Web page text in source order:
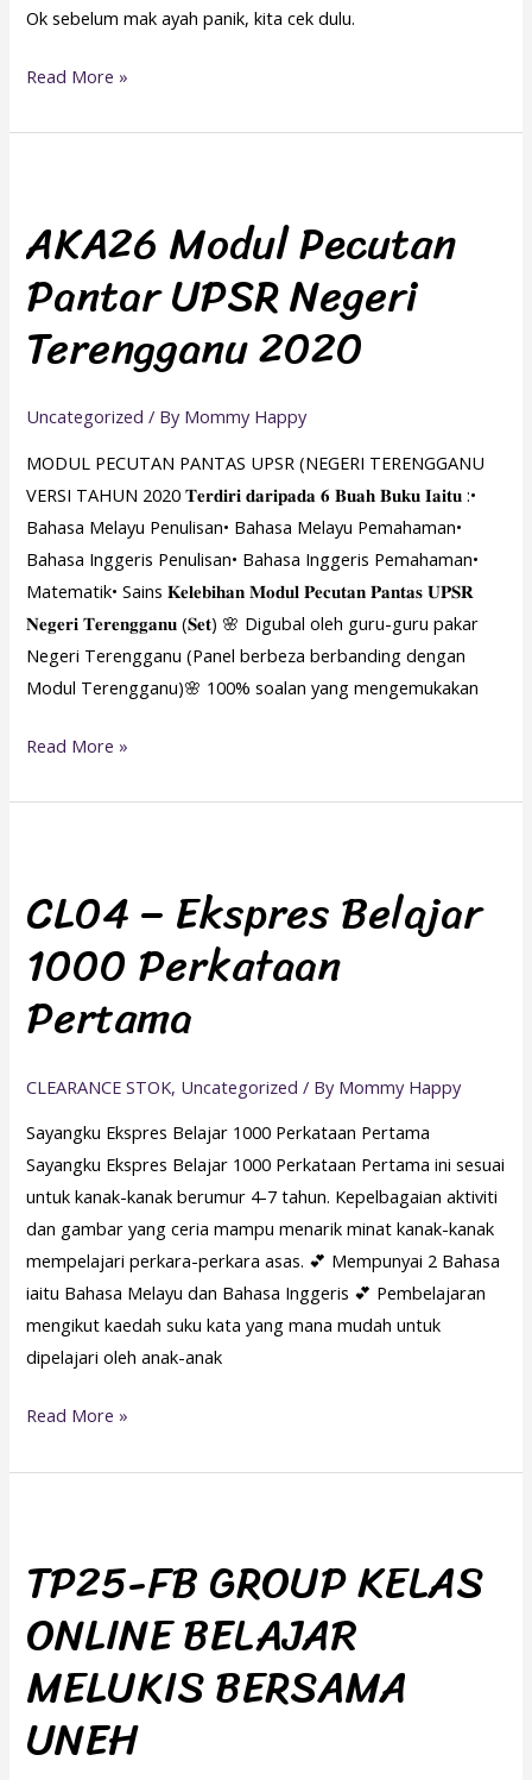
Ok sebelum mak ayah panik, kita cek dulu.
Read More »
AKA26 Modul Pecutan
Pantar UPSR Negeri
Terengganu 2020
Uncategorized / By Mommy Happy
MODUL PECUTAN PANTAS UPSR (NEGERI TERENGGANU
VERSI TAHUN 2020 𝐓𝐞𝐫𝐝𝐢𝐫𝐢 𝐝𝐚𝐫𝐢𝐩𝐚𝐝𝐚 𝟔 𝐁𝐮𝐚𝐡 𝐁𝐮𝐤𝐮 𝐈𝐚𝐢𝐭𝐮 :•
Bahasa Melayu Penulisan• Bahasa Melayu Pemahaman•
Bahasa Inggeris Penulisan• Bahasa Inggeris Pemahaman•
Matematik• Sains 𝐊𝐞𝐥𝐞𝐛𝐢𝐡𝐚𝐧 𝐌𝐨𝐝𝐮𝐥 𝐏𝐞𝐜𝐮𝐭𝐚𝐧 𝐏𝐚𝐧𝐭𝐚𝐬 𝐔𝐏𝐒𝐑
𝐍𝐞𝐠𝐞𝐫𝐢 𝐓𝐞𝐫𝐞𝐧𝐠𝐠𝐚𝐧𝐮 (𝐒𝐞𝐭) 🌸 Digubal oleh guru-guru pakar
Negeri Terengganu (Panel berbeza berbanding dengan
Modul Terengganu)🌸 100% soalan yang mengemukakan
Pecutan
UPSR
Negeri
Terengganu
Read More »
CL04 – Ekspres Belajar
1000 Perkataan
Pertama
CLEARANCE STOK, Uncategorized / By Mommy Happy
Sayangku Ekspres Belajar 1000 Perkataan Pertama
Sayangku Ekspres Belajar 1000 Perkataan Pertama ini sesuai
untuk kanak-kanak berumur 4-7 tahun. Kepelbagaian aktiviti
dan gambar yang ceria mampu menarik minat kanak-kanak
mempelajari perkara-perkara asas. 💕 Mempunyai 2 Bahasa
iaitu Bahasa Melayu dan Bahasa Inggeris 💕 Pembelajaran
mengikut kaedah suku kata yang mana mudah untuk
dipelajari oleh anak-anak
Ekspres
1000
Perkataan
Pertama
Read More »
TP25-FB GROUP KELAS
ONLINE BELAJAR
MELUKIS BERSAMA
UNEH
GROUP
ONLINE
BELAJAR
MELUKIS
BERSAMA